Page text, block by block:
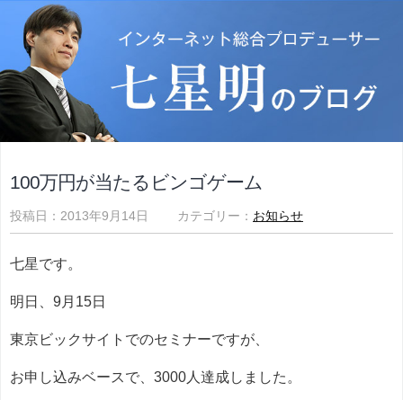
100万円が当たるビンゴゲーム
投稿日：2013年9月14日 カテゴリー： お知らせ
七星です。
明日、9月15日
東京ビックサイトでのセミナーですが、
お申し込みベースで、3000人達成しました。